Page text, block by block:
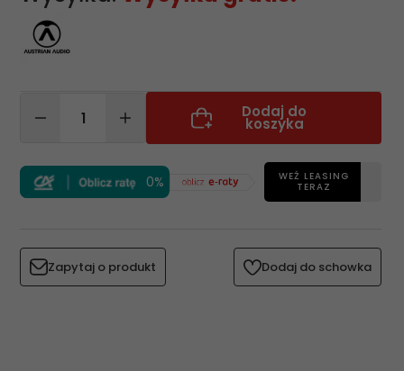
Dodaj do
koszyka
0%
WEŹ LEASING
TERAZ
Zapytaj o produkt Dodaj do schowka